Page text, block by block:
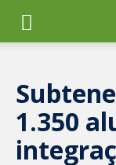
1.350